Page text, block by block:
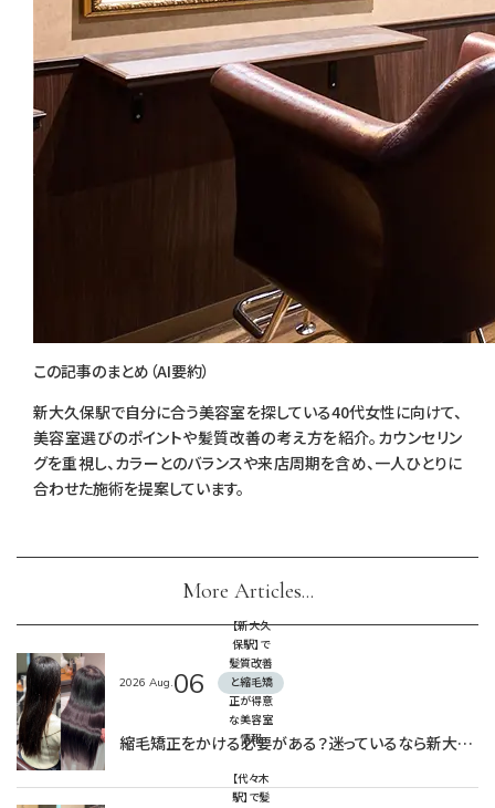
この記事のまとめ（AI要約）
新大久保駅で自分に合う美容室を探している40代女性に向けて、
美容室選びのポイントや髪質改善の考え方を紹介。カウンセリン
グを重視し、カラーとのバランスや来店周期を含め、一人ひとりに
合わせた施術を提案しています。
More Articles...
2026 Aug.06
【新大久
保駅】で
髪質改善
と縮毛矯
正が得意
な美容室
情報
縮毛矯正をかける必要がある？迷っているなら新大久保駅のAInoa CRONOSへ
【代々木
駅】で髪